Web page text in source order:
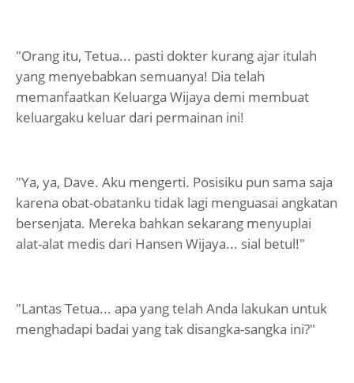
"Orang itu, Tetua... pasti dokter kurang ajar itulah
yang menyebabkan semuanya! Dia telah
memanfaatkan Keluarga Wijaya demi membuat
keluargaku keluar dari permainan ini!
"Ya, ya, Dave. Aku mengerti. Posisiku pun sama saja
karena obat-obatanku tidak lagi menguasai angkatan
bersenjata. Mereka bahkan sekarang menyuplai
alat-alat medis dari Hansen Wijaya... sial betul!"
"Lantas Tetua... apa yang telah Anda lakukan untuk
menghadapi badai yang tak disangka-sangka ini?"